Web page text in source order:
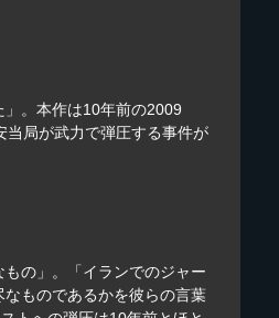
。本作は10年前の2009
当局が武力で弾圧する事件が
の」。「イランでのジャー
ものであるかを彼らの言葉